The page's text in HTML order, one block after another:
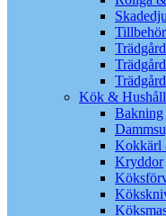
Kök & Hushåll
Bakning
Kokkärl
Kryddor